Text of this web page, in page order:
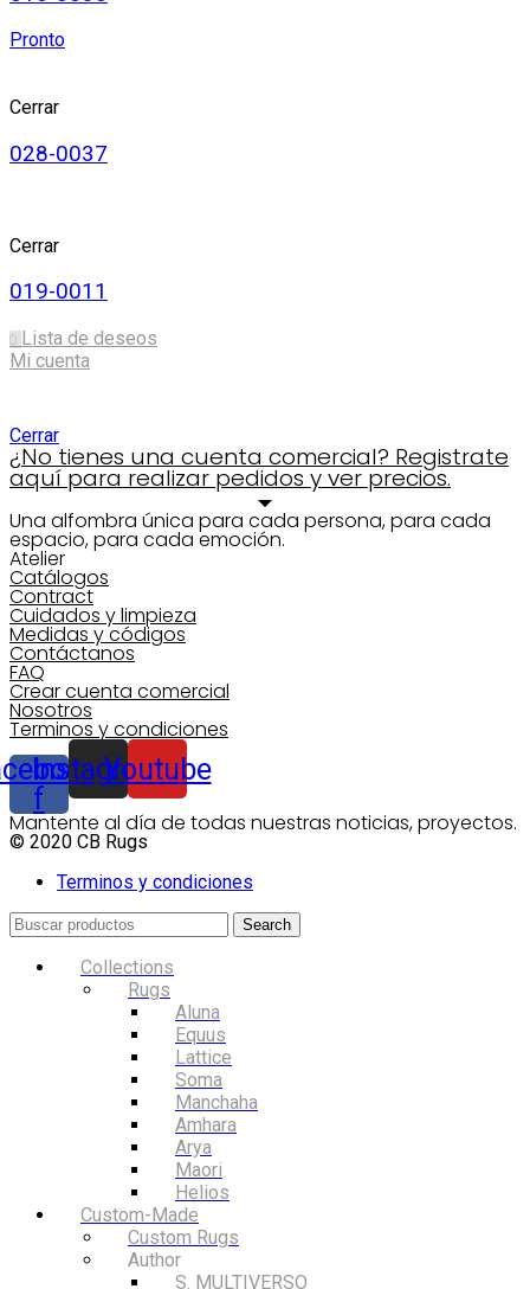
Pronto
Cerrar
028-0037
Cerrar
019-0011
0 Lista de deseos
Mi cuenta
Cerrar
¿No tienes una cuenta comercial? Registrate
aquí para realizar pedidos y ver precios.
Una alfombra única para cada persona, para cada
espacio, para cada emoción.
Atelier
Catálogos
Contract
Cuidados y limpieza
Medidas y códigos
Contáctanos
FAQ
Crear cuenta comercial
Nosotros
Terminos y condiciones
f
Instagram
Youtube
Mantente al día de todas nuestras noticias, proyectos.
© 2020 CB Rugs
Terminos y condiciones
Search
Collections
Rugs
Aluna
Equus
Lattice
Soma
Manchaha
Amhara
Arya
Maori
Helios
Custom-Made
Custom Rugs
Author
S. MULTIVERSO